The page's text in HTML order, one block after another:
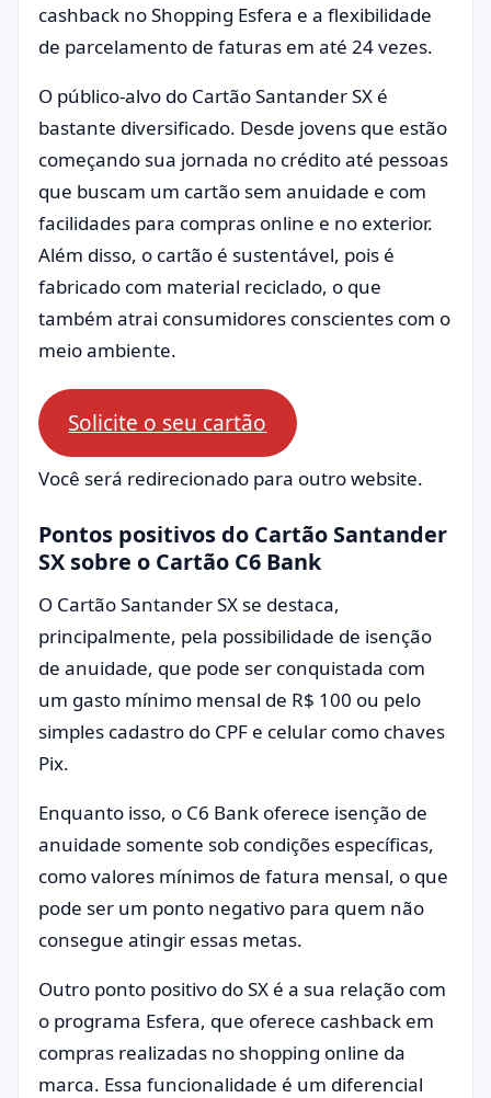
cashback no Shopping Esfera e a flexibilidade
de parcelamento de faturas em até 24 vezes.
O público-alvo do Cartão Santander SX é
bastante diversificado. Desde jovens que estão
começando sua jornada no crédito até pessoas
que buscam um cartão sem anuidade e com
facilidades para compras online e no exterior.
Além disso, o cartão é sustentável, pois é
fabricado com material reciclado, o que
também atrai consumidores conscientes com o
meio ambiente.
Solicite o seu cartão
Você será redirecionado para outro website.
Pontos positivos do Cartão Santander
SX sobre o Cartão C6 Bank
O Cartão Santander SX se destaca,
principalmente, pela possibilidade de isenção
de anuidade, que pode ser conquistada com
um gasto mínimo mensal de R$ 100 ou pelo
simples cadastro do CPF e celular como chaves
Pix.
Enquanto isso, o C6 Bank oferece isenção de
anuidade somente sob condições específicas,
como valores mínimos de fatura mensal, o que
pode ser um ponto negativo para quem não
consegue atingir essas metas.
Outro ponto positivo do SX é a sua relação com
o programa Esfera, que oferece cashback em
compras realizadas no shopping online da
marca. Essa funcionalidade é um diferencial